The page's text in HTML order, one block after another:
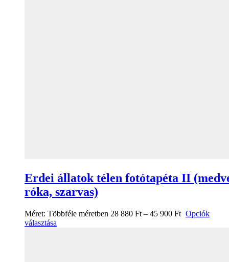
Erdei állatok télen fotótapéta II
róka, szarvas)
Méret: Többféle méretben 28 880 Ft – 45 900 Ft Opciók
választása